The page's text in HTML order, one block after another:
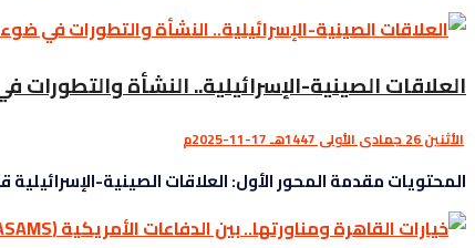
العلاقات الصينية-الإسرائيلية.. النشأة
الأثنين 26 جمادى الأولى 1447هـ 17-11-2025م
المحتويات مقدمة المحور الأول: العلاقات الصينية-الإسرائيلية قبل 7 أكتوبر 2023 جذور العلاقات ما بعد تأسيس العلاقات رسميا ضغوط أمريكية